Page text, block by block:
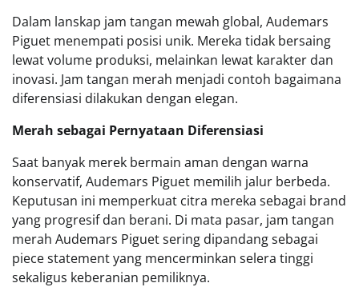
Dalam lanskap jam tangan mewah global, Audemars
Piguet menempati posisi unik. Mereka tidak bersaing
lewat volume produksi, melainkan lewat karakter dan
inovasi. Jam tangan merah menjadi contoh bagaimana
diferensiasi dilakukan dengan elegan.
Merah sebagai Pernyataan Diferensiasi
Saat banyak merek bermain aman dengan warna
konservatif, Audemars Piguet memilih jalur berbeda.
Keputusan ini memperkuat citra mereka sebagai brand
yang progresif dan berani. Di mata pasar, jam tangan
merah Audemars Piguet sering dipandang sebagai
piece statement yang mencerminkan selera tinggi
sekaligus keberanian pemiliknya.